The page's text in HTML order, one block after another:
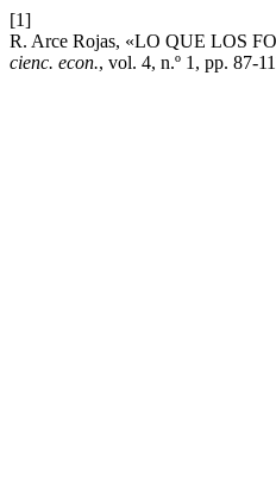
[1]
R. Arce Rojas, «LO QUE LOS
cienc. econ., vol. 4, n.º 1, pp. 87-